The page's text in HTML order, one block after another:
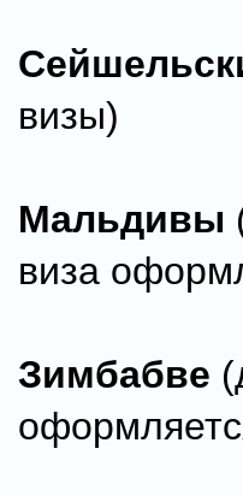
визы)
Мальдивы
виза
Зимбабве